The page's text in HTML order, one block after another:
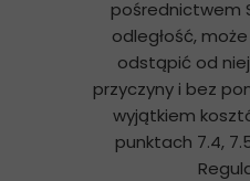
pośrednictwem
odległość,
odstąpić od
przyczyny i bez
wyjątkiem
punktach 7.4,